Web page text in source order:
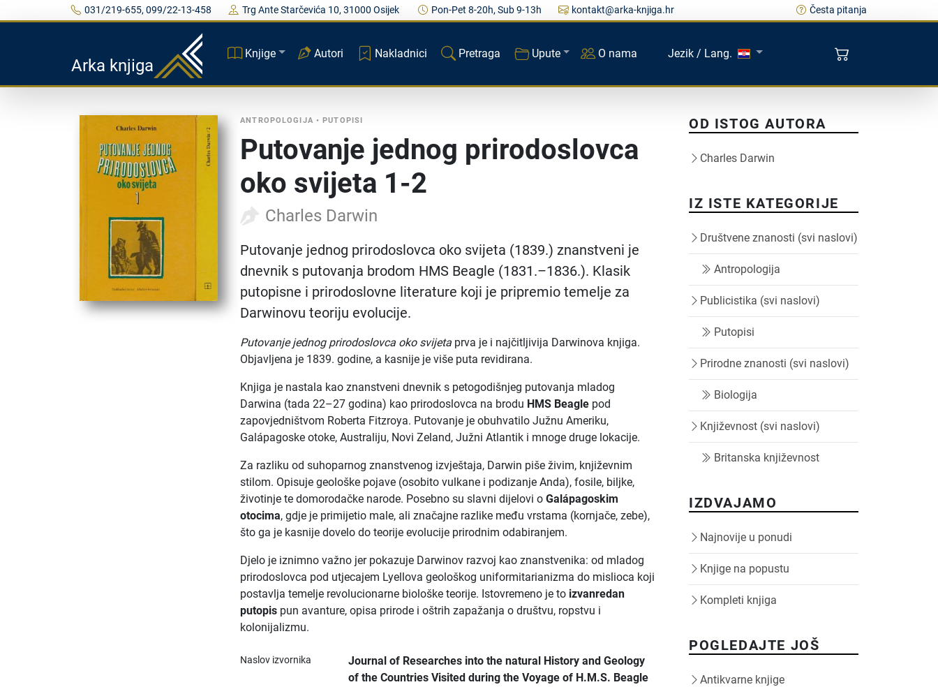
031/219-655, 099/22-13-458 Trg Ante Starčevića 10, 31000 Osijek Pon-Pet 8-20h, Sub 9-13h kontakt@arka-knjiga.hr Česta pitanja
Arka knjiga
Knjige Autori Nakladnici Pretraga Upute O nama Jezik / Lang.
ANTROPOLOGIJA •PUTOPISI
Putovanje jednog prirodoslovca
oko svijeta 1-2
Charles Darwin
Putovanje jednog prirodoslovca oko svijeta (1839.) znanstveni je
dnevnik s putovanja brodom HMS Beagle (1831.–1836.). Klasik
putopisne i prirodoslovne literature koji je pripremio temelje za
Darwinovu teoriju evolucije.
Putovanje jednog prirodoslovca oko svijeta prva je i najčitljivija Darwinova knjiga.
Objavljena je 1839. godine, a kasnije je više puta revidirana.
Knjiga je nastala kao znanstveni dnevnik s petogodišnjeg putovanja mladog
Darwina (tada 22–27 godina) kao prirodoslovca na brodu HMS Beagle pod
zapovjedništvom Roberta Fitzroya. Putovanje je obuhvatilo Južnu Ameriku,
Galápagoske otoke, Australiju, Novi Zeland, Južni Atlantik i mnoge druge lokacije.
Za razliku od suhoparnog znanstvenog izvještaja, Darwin piše živim, književnim
stilom. Opisuje geološke pojave (osobito vulkane i podizanje Anda), fosile, biljke,
životinje te domorodačke narode. Posebno su slavni dijelovi oGalápagoskim
otocima, gdje je primijetio male, ali značajne razlike među vrstama (kornjače, zebe),
što ga je kasnije dovelo do teorije evolucije prirodnim odabiranjem.
Djelo je iznimno važno jer pokazuje Darwinov razvoj kao znanstvenika: od mladog
prirodoslovca pod utjecajem Lyellova geološkog uniformitarianizma do mislioca koji
postavlja temelje revolucionarne biološke teorije. Istovremeno je to izvanredan
putopis pun avanture, opisa prirode i oštrih zapažanja o društvu, ropstvu i
kolonijalizmu.
Naslov izvornika
Journal of Researches into the natural History and Geology
of the Countries Visited during the Voyage of H.M.S. Beagle
OD ISTOG AUTORA
Charles Darwin
IZ ISTE KATEGORIJE
Društvene znanosti (svi naslovi)
Antropologija
Publicistika (svi naslovi)
Putopisi
Prirodne znanosti (svi naslovi)
Biologija
Književnost (svi naslovi)
Britanska književnost
IZDVAJAMO
Najnovije u ponudi
Knjige na popustu
Kompleti knjiga
POGLEDAJTE JOŠ
Antikvarne knjige